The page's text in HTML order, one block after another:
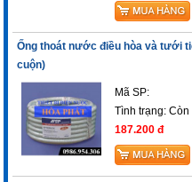
Ống thoát nước điều hòa và tưới
cuộn)
Mã SP:
Tình trạng:Còn
187.200 đ